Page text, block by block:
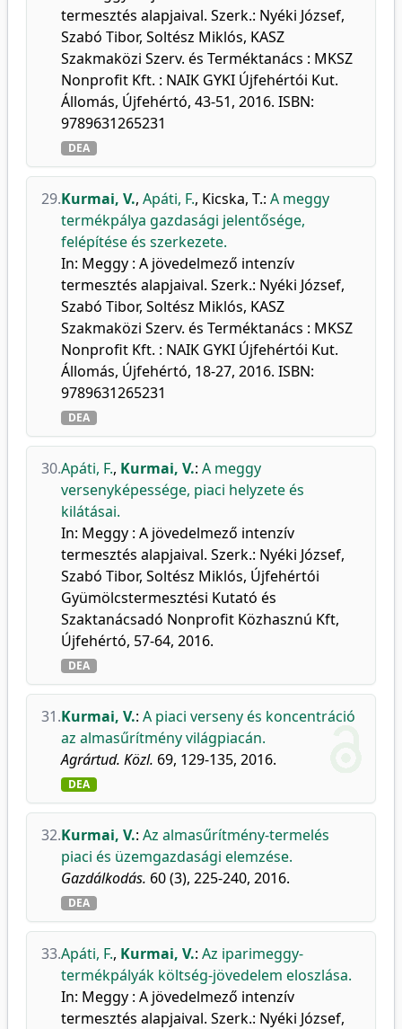
termesztés alapjaival. Szerk.: Nyéki József,
Szabó Tibor, Soltész Miklós, KASZ
Szakmaközi Szerv. és Terméktanács : MKSZ
Nonprofit Kft. : NAIK GYKI Újfehértói Kut.
Állomás, Újfehértó, 43-51, 2016. ISBN:
9789631265231
DEA
29.Kurmai, V., Apáti, F., Kicska, T.: A meggy
termékpálya gazdasági jelentősége,
felépítése és szerkezete.
In: Meggy : A jövedelmező intenzív
termesztés alapjaival. Szerk.: Nyéki József,
Szabó Tibor, Soltész Miklós, KASZ
Szakmaközi Szerv. és Terméktanács : MKSZ
Nonprofit Kft. : NAIK GYKI Újfehértói Kut.
Állomás, Újfehértó, 18-27, 2016. ISBN:
9789631265231
DEA
30.Apáti, F., Kurmai, V.: A meggy
versenyképessége, piaci helyzete és
kilátásai.
In: Meggy : A jövedelmező intenzív
termesztés alapjaival. Szerk.: Nyéki József,
Szabó Tibor, Soltész Miklós, Újfehértói
Gyümölcstermesztési Kutató és
Szaktanácsadó Nonprofit Közhasznú Kft,
Újfehértó, 57-64, 2016.
DEA
31.Kurmai, V.: A piaci verseny és koncentráció
az almasűrítmény világpiacán.
Agrártud. Közl. 69, 129-135, 2016.
DEA
32.Kurmai, V.: Az almasűrítmény-termelés
piaci és üzemgazdasági elemzése.
Gazdálkodás. 60 (3), 225-240, 2016.
DEA
33.Apáti, F., Kurmai, V.: Az iparimeggy-
termékpályák költség-jövedelem eloszlása.
In: Meggy : A jövedelmező intenzív
termesztés alapjaival. Szerk.: Nyéki József,